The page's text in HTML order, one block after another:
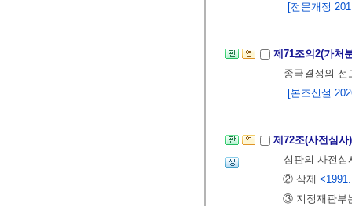
[전문개정
제71조의2(가처
종국결정의
[본조신설
제72조(사전심
심판의 사전
② 삭제
③ 지정재판부